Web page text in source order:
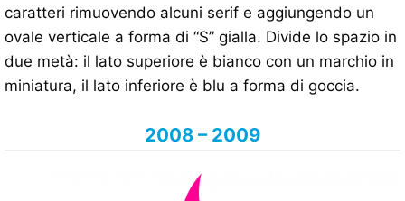
caratteri rimuovendo alcuni serif e aggiungendo un
ovale verticale a forma di “S” gialla. Divide lo spazio in
due metà: il lato superiore è bianco con un marchio in
miniatura, il lato inferiore è blu a forma di goccia.
2008 – 2009